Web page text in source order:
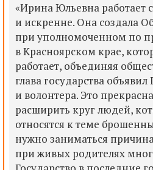
«Ирина Юльевна работает
и искренне. Она создала
при уполномоченном по
в Красноярском крае,
работает, объединяя
глава государства
и волонтера. Это
расширить круг людей,
относятся к теме
нужно заниматься
при живых родителях